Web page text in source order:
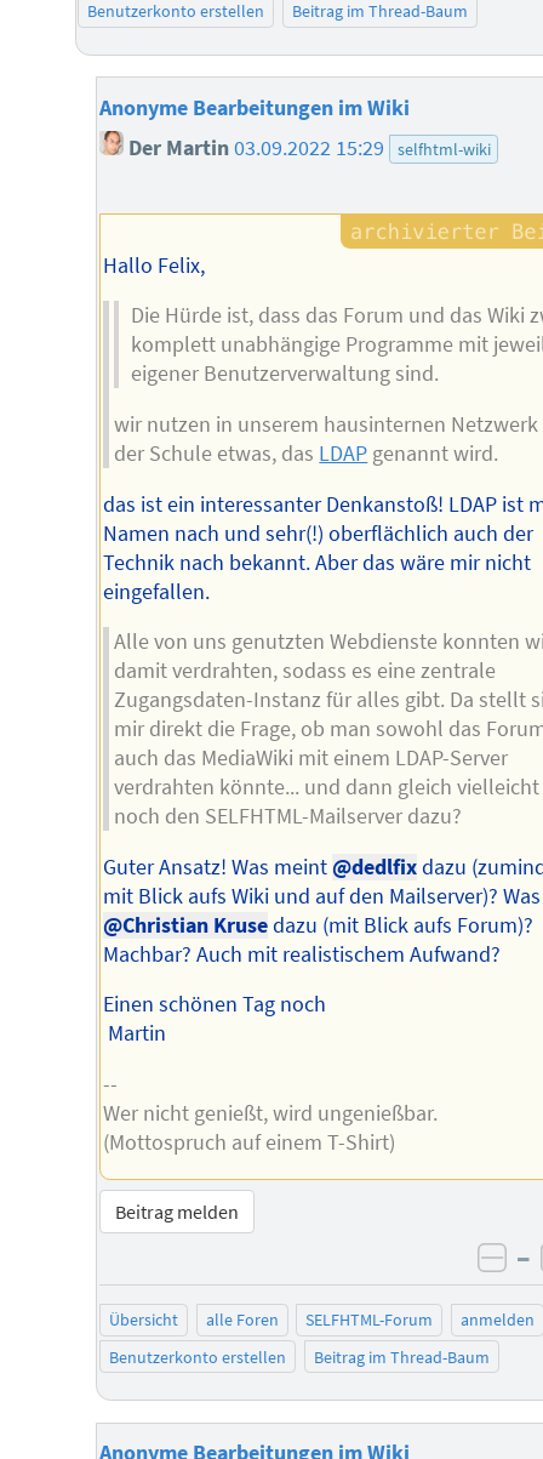
Benutzerkonto erstellen
Beitrag im Thread-Baum
Anonyme Bearbeitungen im Wiki
Der Martin03.09.2022 15:29 selfhtml-wiki
Hallo Felix,
Die Hürde ist, dass das Forum und das Wiki
komplett unabhängige Programme mit
eigener Benutzerverwaltung sind.
wir nutzen in unserem hausinternen Netzwerk
der Schule etwas, das LDAP genannt wird.
das ist ein interessanter Denkanstoß! LDAP ist
Namen nach und sehr(!) oberflächlich auch der
Technik nach bekannt. Aber das wäre mir nicht
eingefallen.
Alle von uns genutzten Webdienste konnten
damit verdrahten, sodass es eine zentrale
Zugangsdaten-Instanz für alles gibt. Da stellt
mir direkt die Frage, ob man sowohl das
auch das MediaWiki mit einem LDAP-Server
verdrahten könnte... und dann gleich
noch den SELFHTML-Mailserver dazu?
Guter Ansatz! Was meint@dedlfixdazu
mit Blick aufs Wiki und auf den Mailserver)?
@Christian Krusedazu (mit Blick aufs Forum)?
Machbar? Auch mit realistischem Aufwand?
Einen schönen Tag noch
Martin
--
Wer nicht genießt, wird ungenießbar.
(Mottospruch auf einem T-Shirt)
Beitrag melden
–
Übersicht alle Foren SELFHTML-Forum
anmelden
Benutzerkonto erstellen
Beitrag im Thread-Baum
Anonyme Bearbeitungen im Wiki